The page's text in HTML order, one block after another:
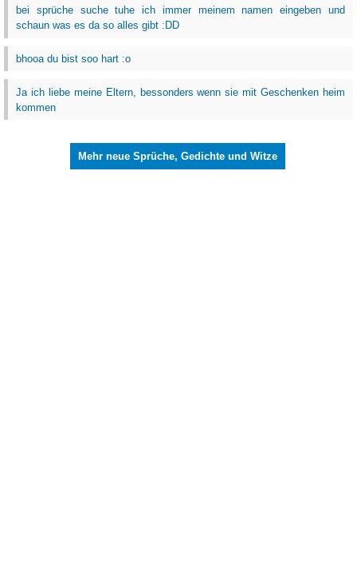
bei sprüche suche tuhe ich immer meinem namen eingeben und
schaun was es da so alles gibt :DD
bhooa du bist soo hart :o
Ja ich liebe meine Eltern, bessonders wenn sie mit Geschenken heim
kommen
Mehr neue Sprüche, Gedichte und Witze